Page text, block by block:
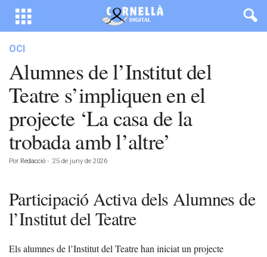
OCI
Alumnes de l’Institut del
Teatre s’impliquen en el
projecte ‘La casa de la
trobada amb l’altre’
Por Redacció - 25 de juny de 2026
Participació Activa dels Alumnes de
l’Institut del Teatre
Els alumnes de l’Institut del Teatre han iniciat un projecte